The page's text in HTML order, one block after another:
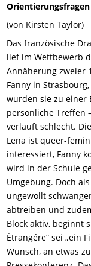
Orientierungsfragen
(von Kirsten Taylor)
Das französische
lief im Wettbewerb
Annäherung zweier
Fanny in
wurden sie zu einer
persönliche Treffen
verläuft schlecht.
Lena ist queer-
interessiert, Fanny
wird in der Schule
Umgebung. Doch
ungewollt
abtreiben und
Block aktiv, beginnt
Étrangére“ sei „ein
Wunsch, an etwas